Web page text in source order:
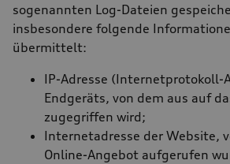
sogenannten Log-Dateien
insbesondere folgende
übermittelt:
IP-Adresse (Internetprotokoll-
Endgeräts, von dem aus auf
zugegriffen wird;
Internetadresse der Website,
Online-Angebot aufgerufen